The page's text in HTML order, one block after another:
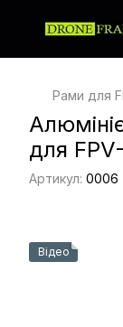
Рами для
для
Артикул: 0006
Відео